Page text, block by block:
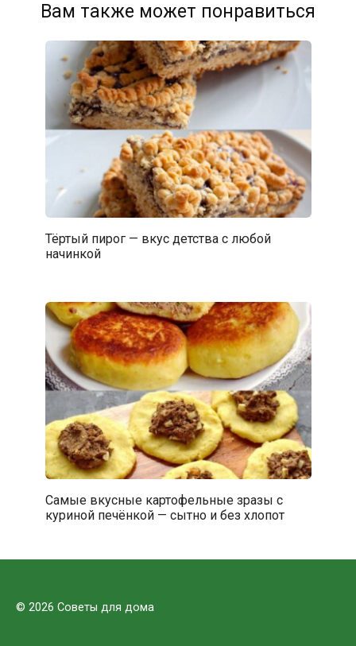
Вам также может понравиться
Тёртый пирог — вкус детства с любой
начинкой
Самые вкусные картофельные зразы с
куриной печёнкой — сытно и без хлопот
© 2026 Советы для дома